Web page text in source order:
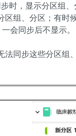
时，显示分区组
区组、分区；有时
会同步后不显示。
法同步这些分区组